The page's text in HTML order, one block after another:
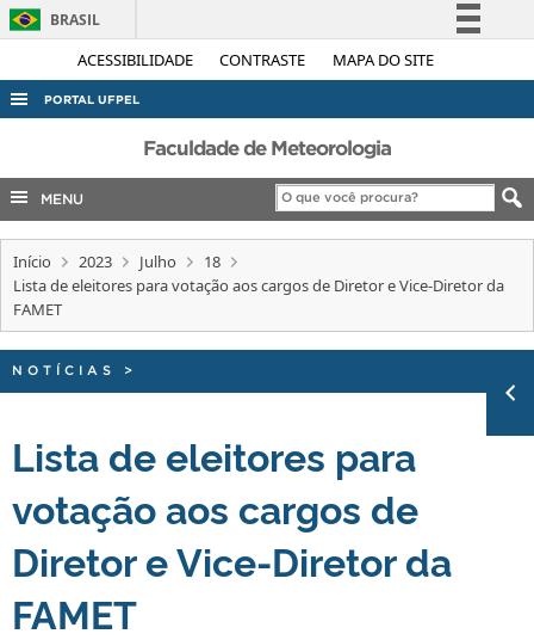
ACESSIBILIDADE CONTRASTE MAPA DO SITE
BRASIL
Simplifique!
Acesso à informação
Legislação
Canais
PORTAL UFPEL
ACESSO À INFORMAÇÃO
AUDITORIA
COBALTO
CONCURSOS
EDITAIS
TELEFONES
Faculdade de Meteorologia
MENU
Início 2023 Julho
18
Lista de eleitores para votação aos cargos de Diretor e Vice-Diretor da
FAMET
NOTÍCIAS >
Lista de eleitores para
votação aos cargos de
Diretor e Vice-Diretor da
FAMET